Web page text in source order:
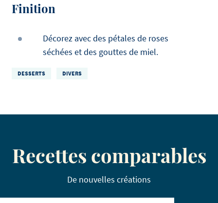
Finition
Décorez avec des pétales de roses
séchées et des gouttes de miel.
DESSERTS DIVERS
Recettes comparables
De nouvelles créations